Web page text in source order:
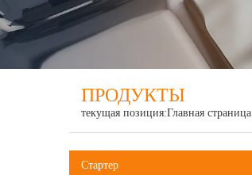
ПРОДУКТЫ
текущая позиция:Главная страница
Стартер